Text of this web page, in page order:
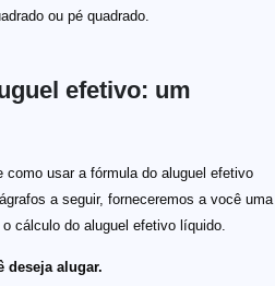
ou pé quadrado.
efetivo: um
usar a fórmula do aluguel efetivo
a seguir, forneceremos a você uma
cálculo do aluguel efetivo líquido.
deseja alugar.
= \text{R\$}\,256,00
\text{AEL} &= 12